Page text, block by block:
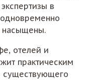
в
насыщены.
отелей и
практическим
существующего